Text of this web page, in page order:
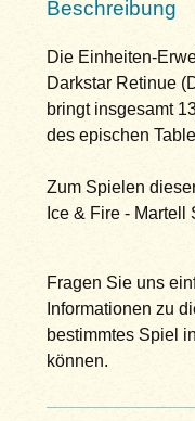
Beschreibung
Die Einheiten-
Darkstar Retinue
bringt insgesamt
des epischen
Zum Spielen
Ice & Fire - Martell
Fragen Sie uns
Informationen zu
bestimmtes Spiel
können.